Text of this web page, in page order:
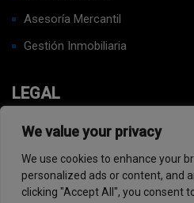
We value your privacy
We use cookies to enhance your
personalized ads or content, and
clicking "Accept All", you consent
Asesoría Mercantil
Gestión Inmobiliaria
LEGAL
Política de privacidad
Política de cookies